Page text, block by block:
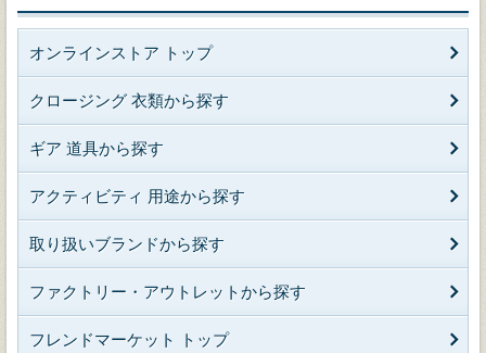
オンラインストア トップ
クロージング 衣類から探す
ギア 道具から探す
アクティビティ 用途から探す
取り扱いブランドから探す
ファクトリー・アウトレットから探す
フレンドマーケット トップ